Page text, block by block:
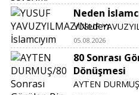
Neden
YUSUF
05.08.2026
80 Sonrası
Dönüşmesi
AYTEN DURMUŞ